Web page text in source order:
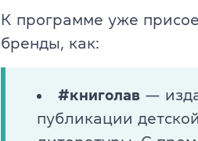
FCE, CAE, CPE (для взрослых)
DELTA (для преподавателей)
К программе уже
бренды, как:
#книголав —
публикации